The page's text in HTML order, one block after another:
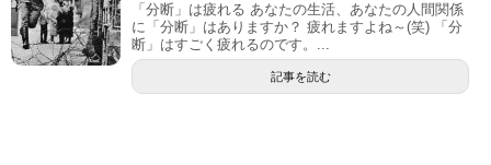
「分断」は疲れる あなたの生活、あなたの人間関係
に「分断」はありますか？ 疲れますよね～(笑) 「分
断」はすごく疲れるのです。...
記事を読む